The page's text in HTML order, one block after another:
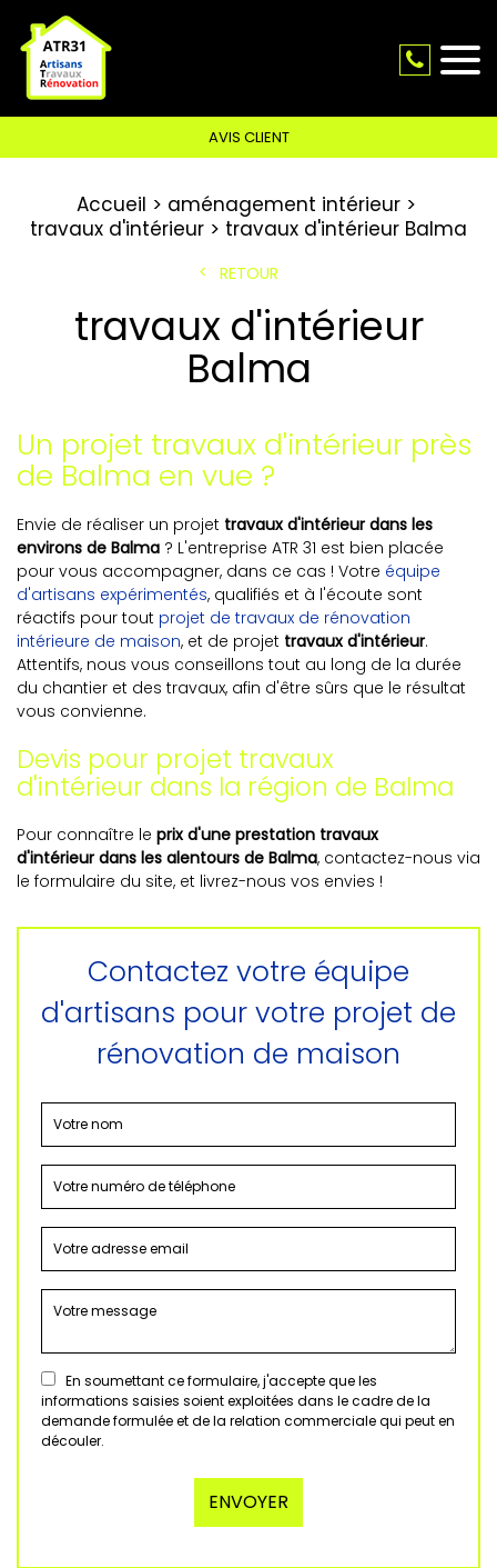
AVIS CLIENT
Accueil
aménagement intérieur
travaux d'intérieur
travaux d'intérieur Balma
RETOUR
travaux d'intérieur
Balma
Un projet travaux d'intérieur près
de Balma en vue ?
Envie de réaliser un projet travaux d'intérieur dans les
environs de Balma ? L'entreprise ATR 31 est bien placée
pour vous accompagner, dans ce cas ! Votre équipe
d'artisans expérimentés, qualifiés et à l'écoute sont
réactifs pour tout projet de travaux de rénovation
intérieure de maison, et de projet travaux d'intérieur.
Attentifs, nous vous conseillons tout au long de la durée
du chantier et des travaux, afin d'être sûrs que le résultat
vous convienne.
Devis pour projet travaux
d'intérieur dans la région de Balma
Pour connaître le prix d'une prestation travaux
d'intérieur dans les alentours de Balma, contactez-nous via
le formulaire du site, et livrez-nous vos envies !
Contactez votre équipe
d'artisans pour votre projet de
rénovation de maison
En soumettant ce formulaire, j'accepte que les
informations saisies soient exploitées dans le cadre de la
demande formulée et de la relation commerciale qui peut en
découler.